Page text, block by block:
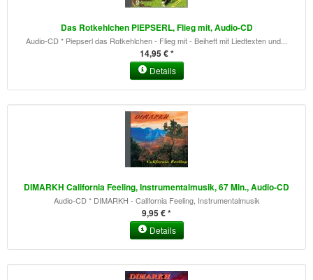
Engl./Franz. Produkte(33)
Themensuche
Das Rotkehlchen PIEPSERL, Flieg mit, Audio-CD
Audio-CD * Piepserl das Rotkehlchen - Flieg mit - Beiheft mit Liedtexten und...
14,95 € *
Details
DIMARKH California Feeling, Instrumentalmusik, 67 Min., Audio-CD
Audio-CD * DIMARKH - California Feeling, Instrumentalmusik
9,95 € *
Details